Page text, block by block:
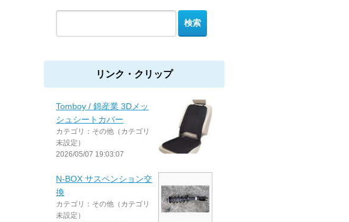
リンク・クリップ
Tomboy / 錦産業 3Dメッ
シュシートカバー
カテゴリ：その他（カテゴリ
未設定）
2026/05/07 19:03:07
N-BOX サスペンション交
換
カテゴリ：その他（カテゴリ
未設定）